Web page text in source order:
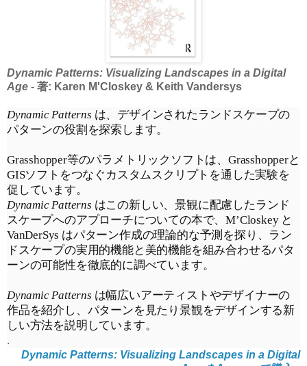
Dynamic Patterns: Visualizing Landscapes in a Digital
Age - 著: Karen M'Closkey & Keith Vandersys
Dynamic Patterns は、デザインされたランドスケープの
パターンの役割を探索します。
Grasshopper等のパラメトリックソフトは、Grasshopperと
GISソフトをつなぐカスタムスクリプトを通した実験を
促しています。
Dynamic Patterns はこの新しい、景観に配慮したランド
スケープへのアプローチについての本で、M’Closkey と
VanDerSys はパターン作成の理論的な予測を探り、ラン
ドスケープの実用的機能と美的機能を組み合わせるパタ
ーンの可能性を徹底的に調べています。
Dynamic Patterns は幅広いアーティストやデザイナーの
作品を紹介し、パターンを見たり景観をデザインする新
しい方法を説明しています。
.
Dynamic Patterns: Visualizing Landscapes in a Digital